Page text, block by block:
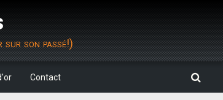
sur son passé!)
Contact